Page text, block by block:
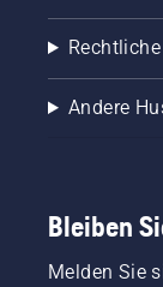
Andere
Bleiben
Melden Sie